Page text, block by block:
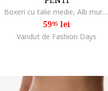
Boxeri cu talie medie, Alb murdar
5995 lei
Vandut de Fashion Days